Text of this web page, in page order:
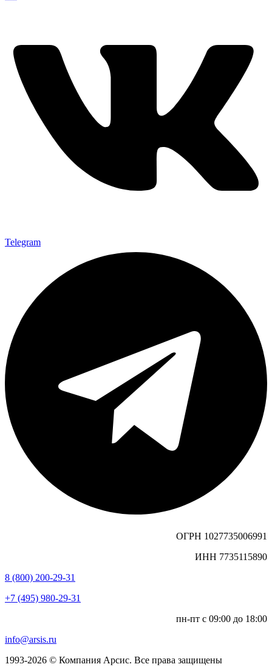
Telegram
ОГРН 1027735006991
ИНН 7735115890
8 (800) 200-29-31
+7 (495) 980-29-31
пн-пт с 09:00 до 18:00
info@arsis.ru
1993-2026 © Компания Арсис. Все права защищены